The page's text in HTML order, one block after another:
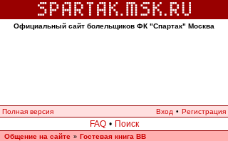
Официальный сайт болельщиков ФК "Спартак" Москва
Полная версия Вход • Регистрация
FAQ • Поиск
Общение на сайте » Гостевая книга ВВ